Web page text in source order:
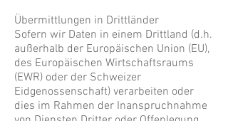
Übermittlungen in Drittländer
Sofern wir Daten in einem Drittland (d.h.
außerhalb der Europäischen Union (EU),
des Europäischen Wirtschaftsraums
(EWR) oder der Schweizer
Eidgenossenschaft) verarbeiten oder
dies im Rahmen der Inanspruchnahme